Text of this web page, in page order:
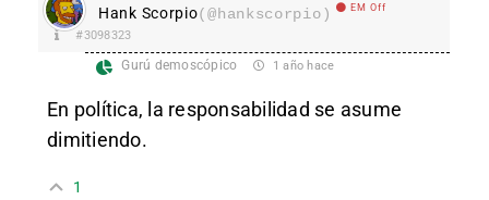
Hank Scorpio(@hankscorpio) EM Off
#3098323
Gurú demoscópico 1 año hace
En política, la responsabilidad se asume
dimitiendo.
1